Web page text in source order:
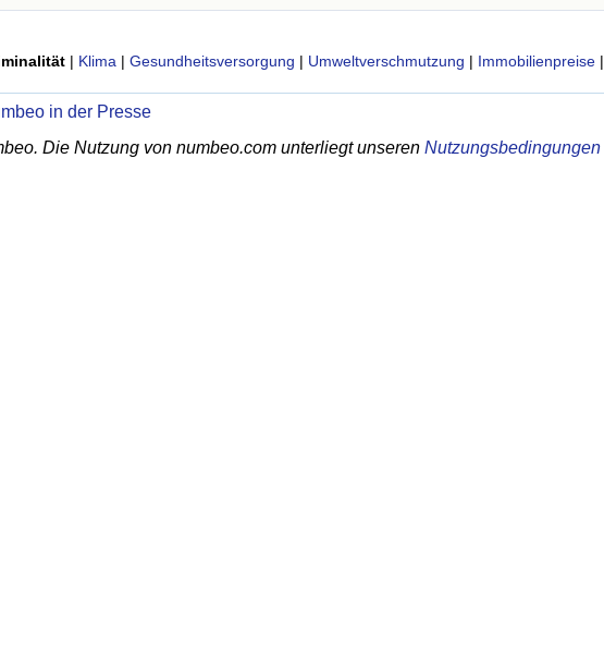
| Klima | Gesundheitsversorgung | Umweltverschmutzung | Immobilienpreise |
in der Presse
Die Nutzung von numbeo.com unterliegt unseren Nutzungsbedingungen